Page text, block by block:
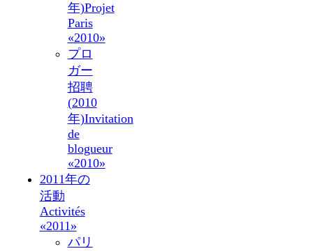
年)Projet
Paris
«2010»
プロ
ガー
招聘
(2010
年)Invitation
de
blogueur
«2010»
2011年の
活動
Activités
«2011»
パリ